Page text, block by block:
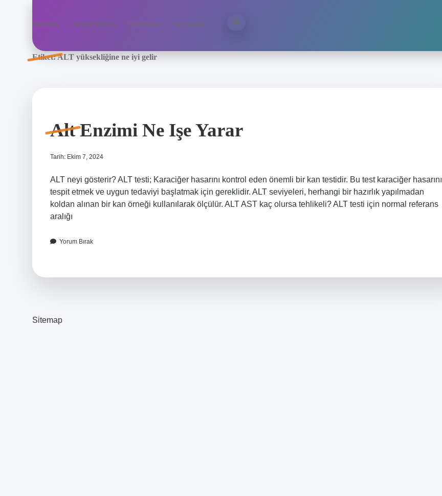
Anasayfa Gizlilik Politikası Yasal Uyarı Hakkımızda
Etiket:ALT yüksekliğine ne iyi gelir
Alt Enzimi Ne Işe Yarar
Tarih: Ekim 7, 2024
ALT neyi gösterir? ALT testi; Karaciğer hasarını kontrol eden önemli bir kan testidir. Bu test karaciğer hasarını
tespit etmek ve uygun tedaviyi başlatmak için gereklidir. ALT seviyeleri, herhangi bir hazırlık yapılmadan
koldan alınan bir kan örneği kullanılarak ölçülür. ALT AST kaç olursa tehlikeli? ALT testi için normal referans
aralığı
Yorum Bırak
Sitemap